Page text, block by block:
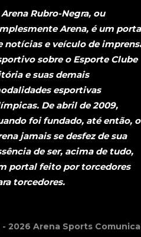
Arena Rubro-Negra, ou
Arena, é um
notícias e veículo de
sobre o Esporte Clube
e suas demais
esportivas
De abril de 2009,
foi fundado, até então, o
jamais se desfez de sua
de ser, acima de tudo,
portal feito por torcedores
torcedores.
2026 Arena Sports